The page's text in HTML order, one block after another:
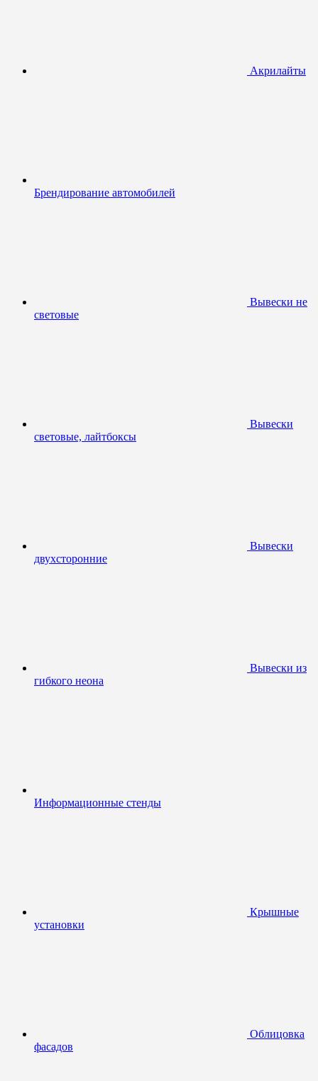
Акрилайты
Брендирование автомобилей
Вывески не
световые
Вывески
световые, лайтбоксы
Вывески
двухсторонние
Вывески из
гибкого неона
Информационные стенды
Крышные
установки
Облицовка
фасадов